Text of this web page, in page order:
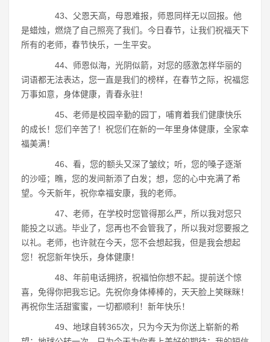
43、父恩天高，母恩难报，师恩同样无以回报。他
是蜡烛，燃烧了自己照亮了我们。今日春节，让我们祝福天下
所有的老师，春节快乐，一生平安。
44、师恩似海，光阴似箭，对您的感激怎样华丽的
词语都无法表达，您一直是我们的榜样，在春节之际，祝福您
万事如意，身体健康，青春永驻！
45、老师是校园辛勤的园丁，哺育着我们健康快乐
的成长！您们辛苦了！祝您们在新的一年里身体健康，全家幸
福美满！
46、看，您的额头又深了皱纹；听，您的嗓子逐渐
的沙哑；瞧，您的发间新添了白发；想，您的心中充满了希
望。今天新年，祝你幸福安康，我的老师。
47、老师，在学校时您管得那么严，所以我对您只
能投之以逃。毕业了，您再也不会管我了，所以我对您要报之
以礼。老师，也许就在今天，您不会想起我，但是我会想起
您！祝您新年快乐，身体健康！
48、年前电话拥挤，祝福怕你想不起。提前送个惊
喜，免得你把我忘记。先祝你身体棒棒的，天天脸上笑眯眯！
再祝你生活甜蜜蜜，一切都顺利！新年快乐！
49、地球自转365次，只为今天为你送上崭新的希